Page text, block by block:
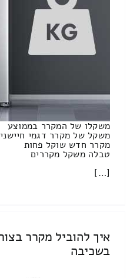
משקלו של המקרר בממוצע
משקל של מקרר דגמי
מקרר חדש שוקל פחות
טבלה משקל מקררים
[…]
איך להוביל מקרר
בשכיבה